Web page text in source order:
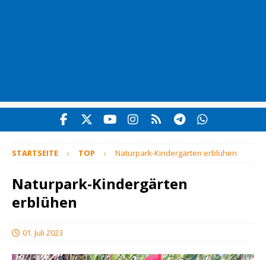
STARTSEITE TOP Naturpark-Kindergärten erblühen
Naturpark-Kindergärten
erblühen
01. Juli 2023